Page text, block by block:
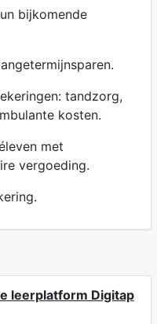
bijkomende
tandzorg,
kosten.
met
vergoeding.
leerplatform Digitap